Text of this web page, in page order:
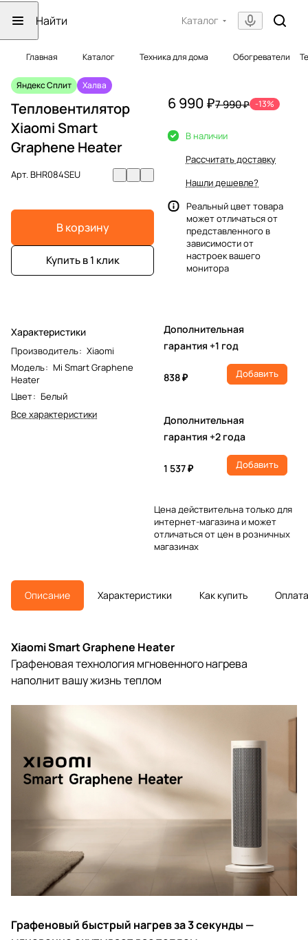
Каталог
Главная Каталог Техника для дома Обогреватели
Яндекс Сплит Халва
Тепловентилятор
Xiaomi Smart
Graphene Heater
Арт.BHR084SEU
В корзину
Купить в 1 клик
Характеристики
Производитель: Xiaomi
Модель: Mi Smart Graphene
Heater
Цвет: Белый
Все характеристики
6 990 ₽7 990 ₽ -13%
В наличии
Рассчитать доставку
Нашли дешевле?
Реальный цвет товара
может отличаться от
представленного в
зависимости от
настроек вашего
монитора
Дополнительная
гарантия +1 год
838 ₽ Добавить
Дополнительная
гарантия +2 года
1 537 ₽ Добавить
Цена действительна только для
интернет-магазина и может
отличаться от цен в розничных
магазинах
Описание Характеристики Как купить Оплата
Xiaomi Smart Graphene Heater
Графеновая технология мгновенного нагрева
наполнит вашу жизнь теплом
Графеновый быстрый нагрев за 3 секунды —